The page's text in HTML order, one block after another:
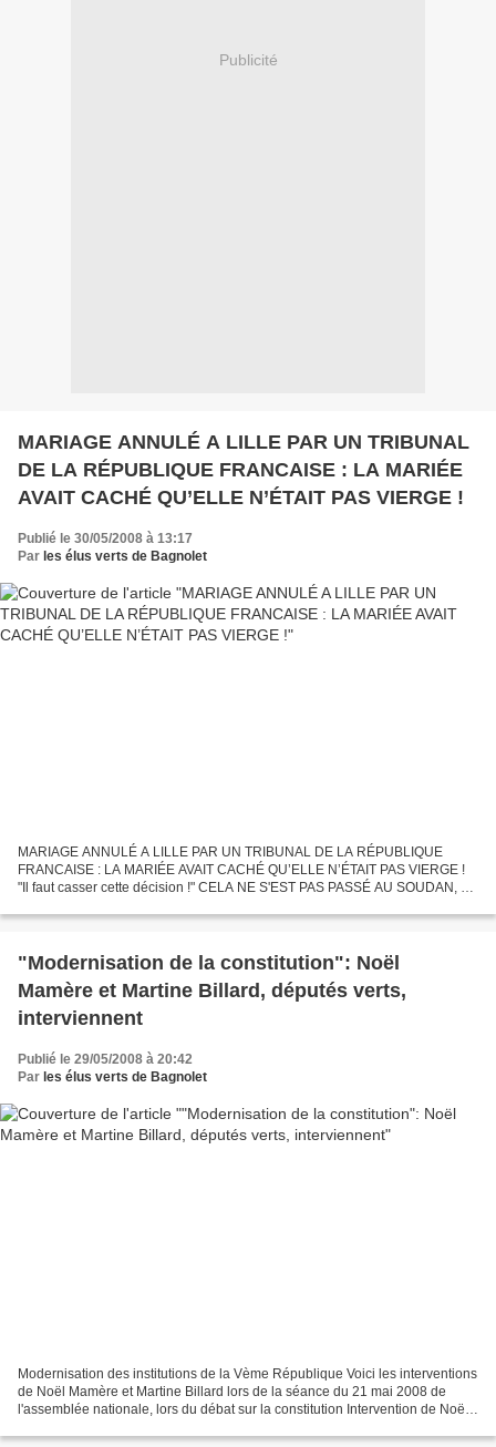
Publicité
MARIAGE ANNULÉ A LILLE PAR UN TRIBUNAL
DE LA RÉPUBLIQUE FRANCAISE : LA MARIÉE
AVAIT CACHÉ QU’ELLE N’ÉTAIT PAS VIERGE !
Publié le 30/05/2008 à 13:17
Par les élus verts de Bagnolet
MARIAGE ANNULÉ A LILLE PAR UN TRIBUNAL DE LA RÉPUBLIQUE
FRANCAISE : LA MARIÉE AVAIT CACHÉ QU’ELLE N’ÉTAIT PAS VIERGE !
"Il faut casser cette décision !" CELA NE S'EST PAS PASSÉ AU SOUDAN, au
"Modernisation de la constitution": Noël
Mamère et Martine Billard, députés verts,
interviennent
Publié le 29/05/2008 à 20:42
Par les élus verts de Bagnolet
Modernisation des institutions de la Vème République Voici les interventions
de Noël Mamère et Martine Billard lors de la séance du 21 mai 2008 de
l'assemblée nationale, lors du débat sur la constitution Intervention de Noël